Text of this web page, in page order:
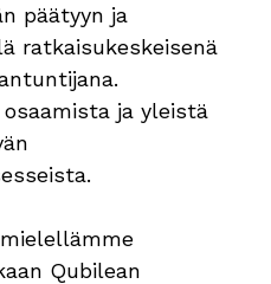
päätyyn ja
ratkaisukeskeisenä
ja yleistä
Qubilean